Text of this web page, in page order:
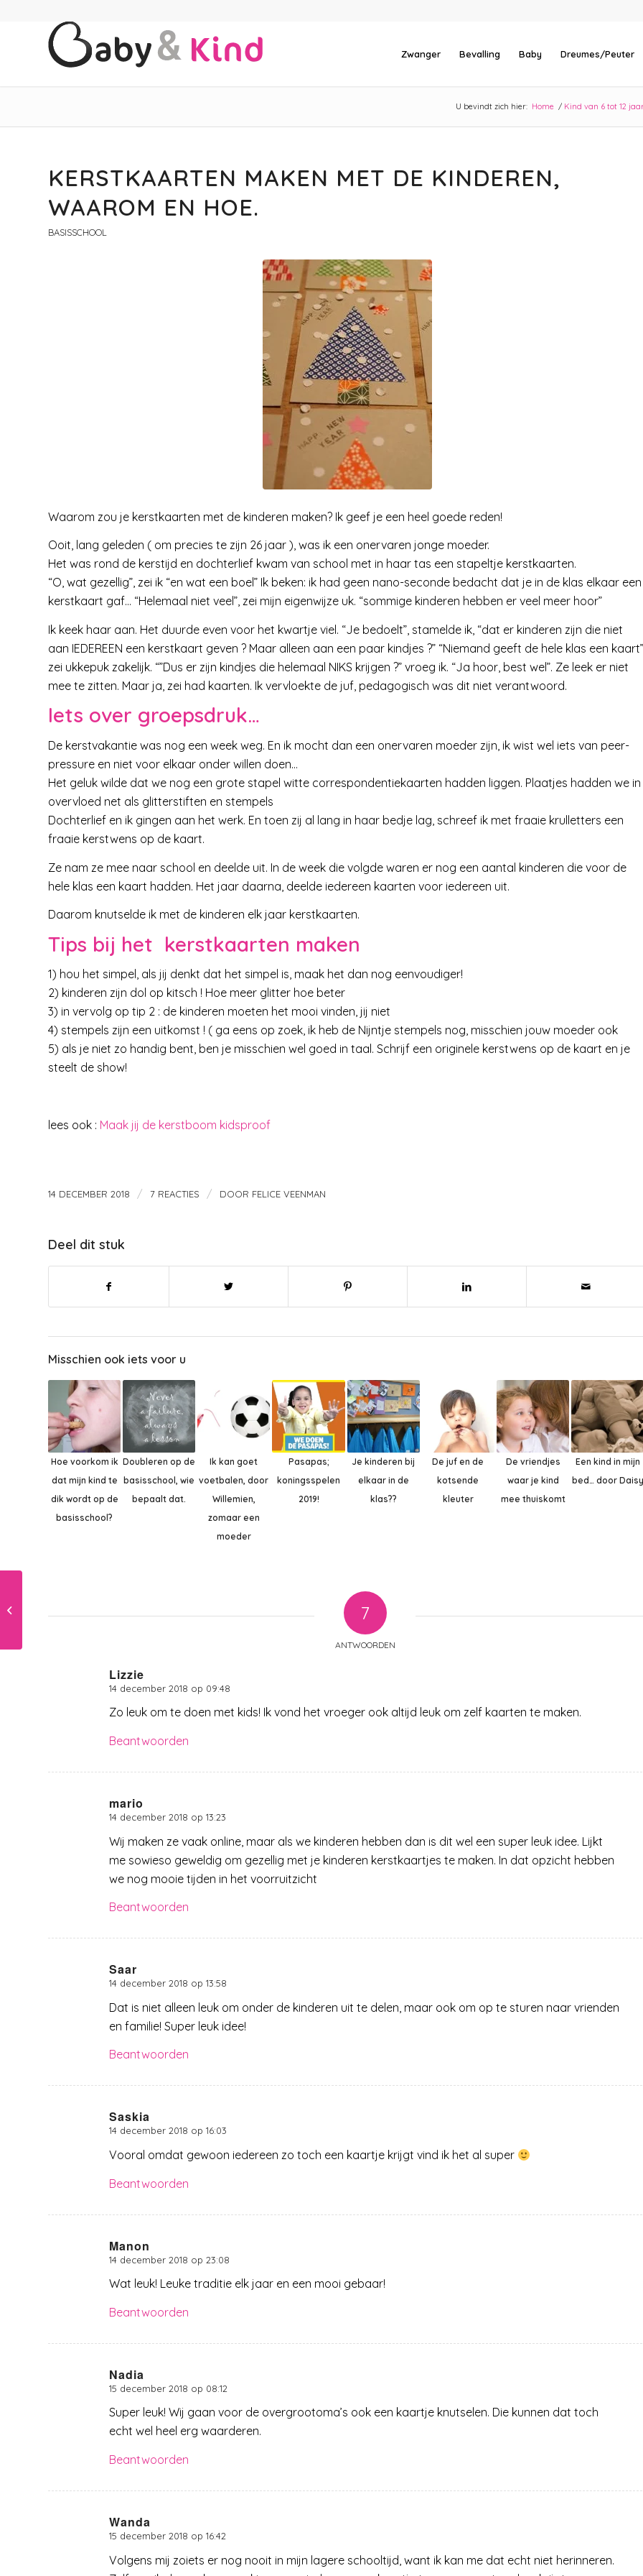
Zwanger Bevalling Baby Dreumes/Peuter
U bevindt zich hier: Home / Kind van 6 tot 12
KERSTKAARTEN MAKEN MET DE KINDEREN,
WAAROM EN HOE.
BASISSCHOOL
Waarom zou je kerstkaarten met de kinderen maken? Ik geef je een heel goede reden!
Ooit, lang geleden ( om precies te zijn 26 jaar ), was ik een onervaren jonge moeder.
Het was rond de kerstijd en dochterlief kwam van school met in haar tas een stapeltje kerstkaarten.
“O, wat gezellig”, zei ik “en wat een boel” Ik beken: ik had geen nano-seconde bedacht dat je in de klas elkaar een
kerstkaart gaf… “Helemaal niet veel”, zei mijn eigenwijze uk. “sommige kinderen hebben er veel meer hoor”
Ik keek haar aan. Het duurde even voor het kwartje viel. “Je bedoelt”, stamelde ik, “dat er kinderen zijn die niet
aan IEDEREEN een kerstkaart geven ? Maar alleen aan een paar kindjes ?” “Niemand geeft de hele klas een
zei ukkepuk zakelijk. “”Dus er zijn kindjes die helemaal NIKS krijgen ?” vroeg ik. “Ja hoor, best wel”. Ze leek er niet
mee te zitten. Maar ja, zei had kaarten. Ik vervloekte de juf, pedagogisch was dit niet verantwoord.
Iets over groepsdruk…
De kerstvakantie was nog een week weg. En ik mocht dan een onervaren moeder zijn, ik wist wel iets van peer-
pressure en niet voor elkaar onder willen doen…
Het geluk wilde dat we nog een grote stapel witte correspondentiekaarten hadden liggen. Plaatjes hadden we in
overvloed net als glitterstiften en stempels
Dochterlief en ik gingen aan het werk. En toen zij al lang in haar bedje lag, schreef ik met fraaie krulletters een
fraaie kerstwens op de kaart.
Ze nam ze mee naar school en deelde uit. In de week die volgde waren er nog een aantal kinderen die voor de
hele klas een kaart hadden. Het jaar daarna, deelde iedereen kaarten voor iedereen uit.
Daarom knutselde ik met de kinderen elk jaar kerstkaarten.
Tips bij het kerstkaarten maken
1) hou het simpel, als jij denkt dat het simpel is, maak het dan nog eenvoudiger!
2) kinderen zijn dol op kitsch ! Hoe meer glitter hoe beter
3) in vervolg op tip 2 : de kinderen moeten het mooi vinden, jij niet
4) stempels zijn een uitkomst ! ( ga eens op zoek, ik heb de Nijntje stempels nog, misschien jouw moeder ook
5) als je niet zo handig bent, ben je misschien wel goed in taal. Schrijf een originele kerstwens op de kaart en je
steelt de show!
lees ook : Maak jij de kerstboom kidsproof
14 DECEMBER 2018 / 7 REACTIES / DOOR FELICE VEENMAN
Deel dit stuk
Misschien ook iets voor u
Hoe voorkom ik
dat mijn kind te
dik wordt op de
basisschool?
Doubleren op de
basisschool, wie
bepaalt dat.
Ik kan goet
voetbalen, door
Willemien,
zomaar een
moeder
Pasapas;
koningsspelen
2019!
Je kinderen bij
elkaar in de
klas??
De juf en de
kotsende
kleuter
De vriendjes
waar je kind
mee thuiskomt
Een kind in mijn
bed… door Daisy
7
ANTWOORDEN
Lizzie
zegt:
14 december 2018 op 09:48
Zo leuk om te doen met kids! Ik vond het vroeger ook altijd leuk om zelf kaarten te maken.
Beantwoorden
mario
zegt:
14 december 2018 op 13:23
Wij maken ze vaak online, maar als we kinderen hebben dan is dit wel een super leuk idee. Lijkt
me sowieso geweldig om gezellig met je kinderen kerstkaartjes te maken. In dat opzicht hebben
we nog mooie tijden in het voorruitzicht
Beantwoorden
Saar
zegt:
14 december 2018 op 13:58
Dat is niet alleen leuk om onder de kinderen uit te delen, maar ook om op te sturen naar vrienden
en familie! Super leuk idee!
Beantwoorden
Saskia
zegt:
14 december 2018 op 16:03
Vooral omdat gewoon iedereen zo toch een kaartje krijgt vind ik het al super
Beantwoorden
Manon
zegt:
14 december 2018 op 23:08
Wat leuk! Leuke traditie elk jaar en een mooi gebaar!
Beantwoorden
Nadia
zegt:
15 december 2018 op 08:12
Super leuk! Wij gaan voor de overgrootoma’s ook een kaartje knutselen. Die kunnen dat toch
echt wel heel erg waarderen.
Beantwoorden
Wanda
zegt:
15 december 2018 op 16:42
Volgens mij zoiets er nog nooit in mijn lagere schooltijd, want ik kan me dat echt niet herinneren.
Sinterklaas naar Kerst